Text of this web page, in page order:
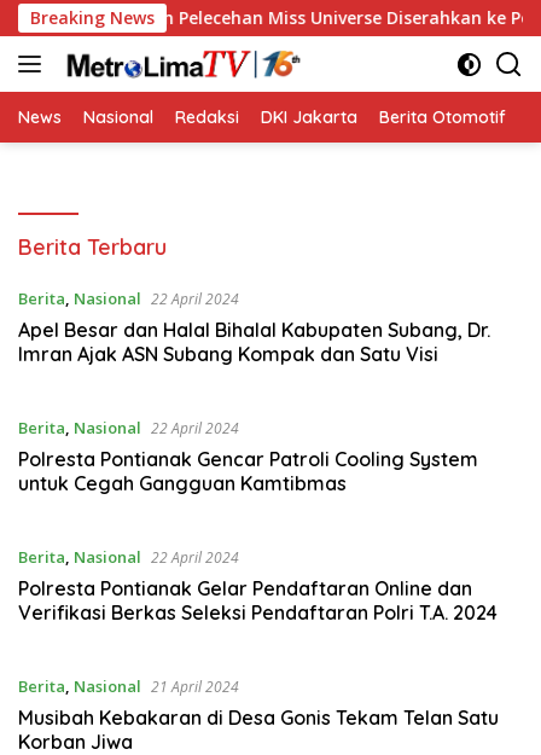
Langsung
ke
konten
Breaking News
Hukum Pelecehan Miss Universe Diserahkan ke Polisi
News Nasional Redaksi DKI Jakarta Berita Otomotif
Metro
TV
Berita Terbaru
Berita, Nasional 22 April 2024
Apel Besar dan Halal Bihalal Kabupaten Subang, Dr.
Imran Ajak ASN Subang Kompak dan Satu Visi
Berita, Nasional 22 April 2024
Polresta Pontianak Gencar Patroli Cooling System
untuk Cegah Gangguan Kamtibmas
Berita, Nasional 22 April 2024
Polresta Pontianak Gelar Pendaftaran Online dan
Verifikasi Berkas Seleksi Pendaftaran Polri T.A. 2024
Berita, Nasional 21 April 2024
Musibah Kebakaran di Desa Gonis Tekam Telan Satu
Korban Jiwa